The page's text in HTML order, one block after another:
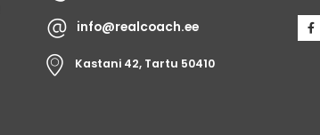
info@realcoach.ee
Kastani 42, Tartu 50410